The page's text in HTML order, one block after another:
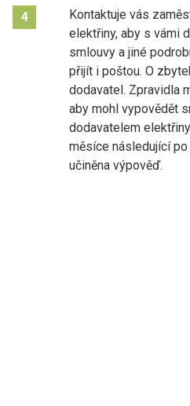
4
Kontaktuje vás
elektřiny, aby s vámi
smlouvy a jiné
přijít i poštou. O
dodavatel. Zpravidla
aby mohl vypovědět
dodavatelem
měsíce následující
učiněna výpověď.